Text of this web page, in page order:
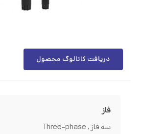
دریافت کاتالوگ محصول
فاز
سه فاز , Three-phase